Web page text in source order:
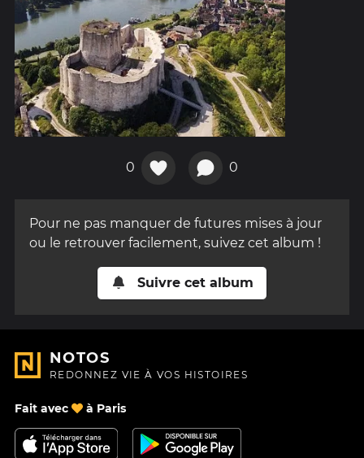
0 0
Pour ne pas manquer de futures mises à jour
ou le retrouver facilement, suivez cet album !
Suivre cet album
NOTOS
REDONNEZ VIE À VOS HISTOIRES
Fait avec à Paris